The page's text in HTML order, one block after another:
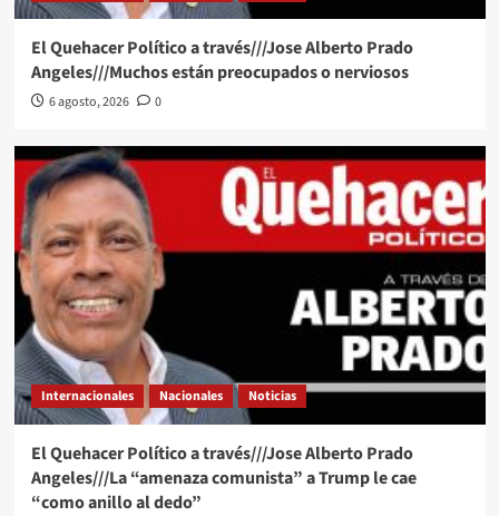
El Quehacer Político a través///Jose Alberto Prado
Angeles///Muchos están preocupados o nerviosos
6 agosto, 2026 0
Internacionales Nacionales Noticias
El Quehacer Político a través///Jose Alberto Prado
Angeles///La “amenaza comunista” a Trump le cae
“como anillo al dedo”